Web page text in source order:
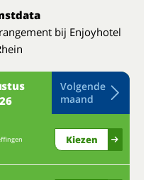
bij Enjoyhotel
Volgende
maand
Kiezen